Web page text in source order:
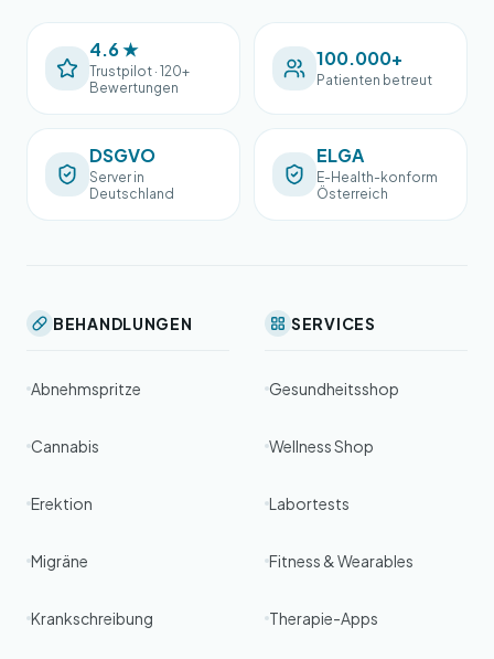
4.6 ★
Trustpilot · 120+
Bewertungen
100.000+
Patienten betreut
DSGVO
Server in
Deutschland
ELGA
E-Health-konform
Österreich
BEHANDLUNGEN
Abnehmspritze
Cannabis
Erektion
Migräne
Krankschreibung
SERVICES
Gesundheitsshop
Wellness Shop
Labortests
Fitness & Wearables
Therapie-Apps